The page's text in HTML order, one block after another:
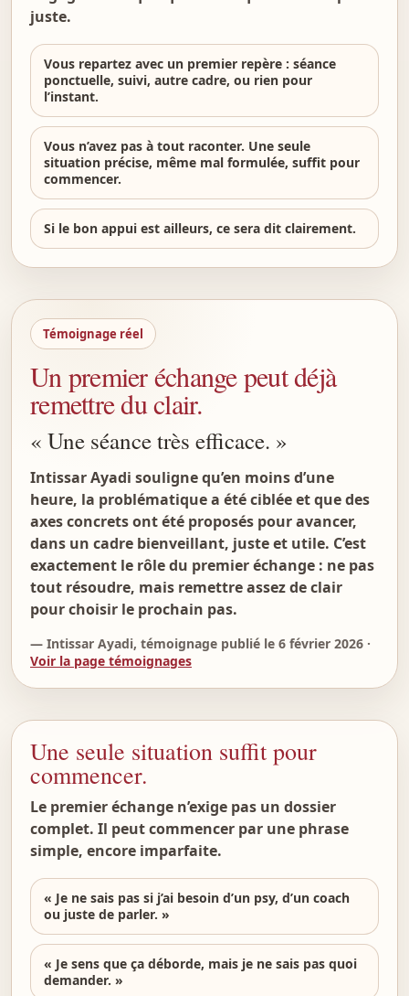
juste.
Vous repartez avec un premier repère : séance
ponctuelle, suivi, autre cadre, ou rien pour
l’instant.
Vous n’avez pas à tout raconter. Une seule
situation précise, même mal formulée, suffit pour
commencer.
Si le bon appui est ailleurs, ce sera dit clairement.
Témoignage réel
Un premier échange peut déjà
remettre du clair.
« Une séance très efficace. »
Intissar Ayadi souligne qu’en moins d’une
heure, la problématique a été ciblée et que des
axes concrets ont été proposés pour avancer,
dans un cadre bienveillant, juste et utile. C’est
exactement le rôle du premier échange : ne pas
tout résoudre, mais remettre assez de clair
pour choisir le prochain pas.
— Intissar Ayadi, témoignage publié le 6 février 2026 ·
Voir la page témoignages
Une seule situation suffit pour
commencer.
Le premier échange n’exige pas un dossier
complet. Il peut commencer par une phrase
simple, encore imparfaite.
« Je ne sais pas si j’ai besoin d’un psy, d’un coach
ou juste de parler. »
« Je sens que ça déborde, mais je ne sais pas quoi
demander. »